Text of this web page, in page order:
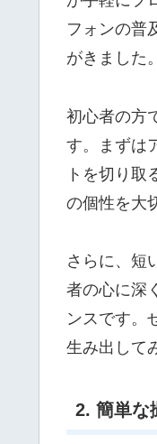
フォンの普
がきました
初心者の方
す。まずは
トを切り取
の個性を大
さらに、短
者の心に深
ンスです。
生み出して
2. 簡単な